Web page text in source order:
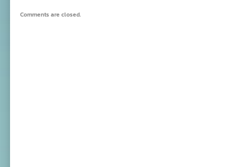
Comments are closed.